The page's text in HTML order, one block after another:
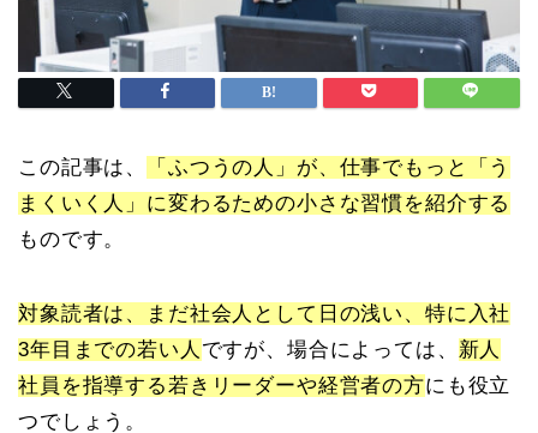
この記事は、
「ふつうの人」が、仕事でもっと「う
まくいく人」に変わるための小さな習慣を紹介する
ものです。
対象読者は、まだ社会人として日の浅い、特に入社
3年目までの若い人 ですが、場合によっては、 新人
社員を指導する若きリーダーや経営者の方にも役立
つでしょう。